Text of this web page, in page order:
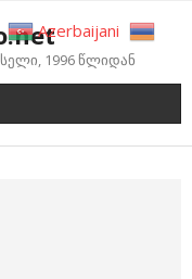
1996 წლიდან
Azerbaijani